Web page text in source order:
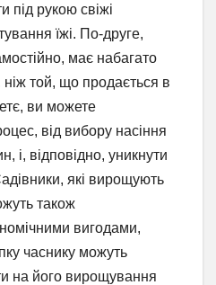
під рукою свіжі
їжі. По-друге,
має набагато
той, що продається в
ви можете
від вибору насіння
і, відповідно, уникнути
які вирощують
також
вигодами,
часнику можуть
на його вирощування